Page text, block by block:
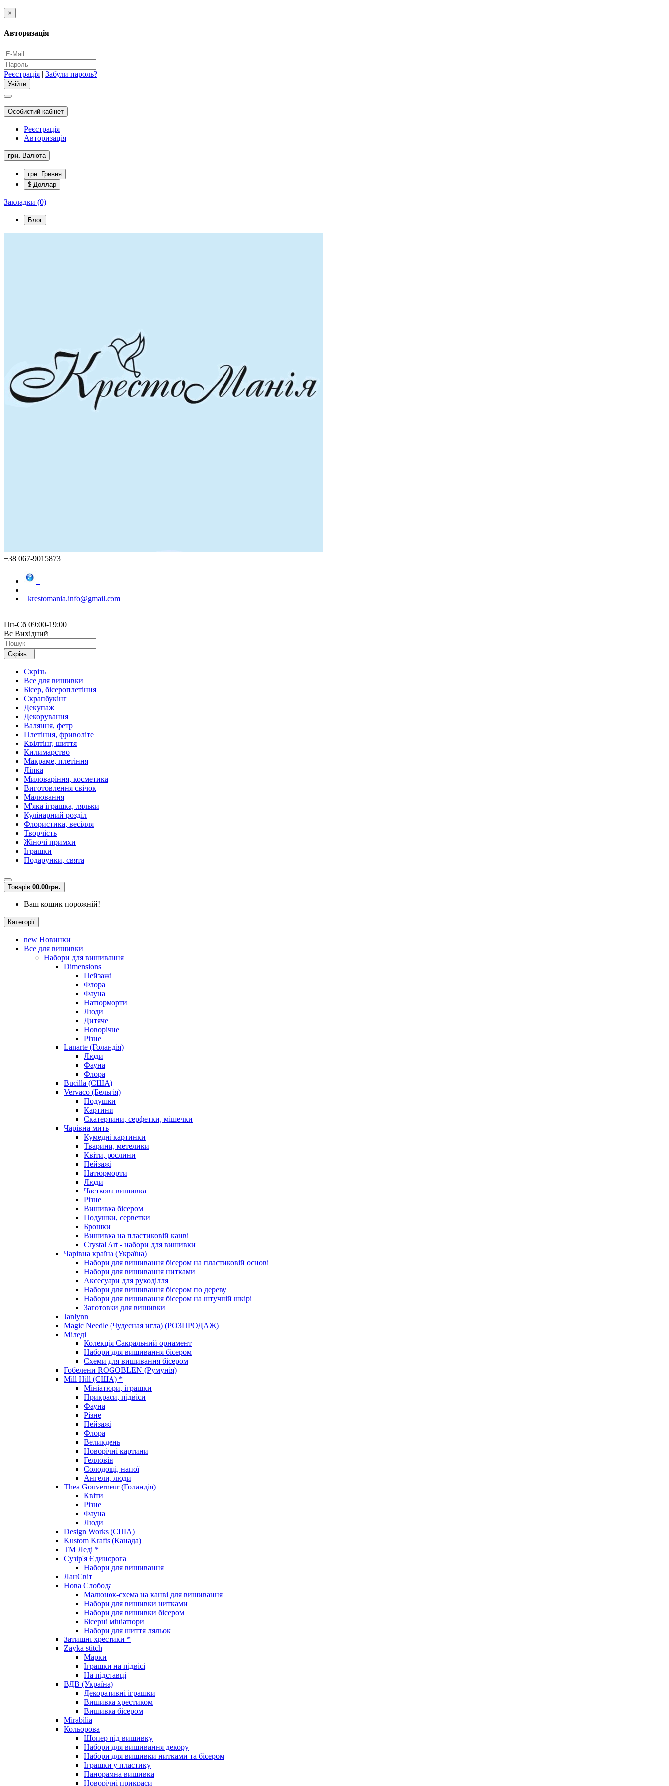
×
Авторизація
Реєстрація | Забули пароль?
Особистий кабінет
Реєстрація
Авторизація
грн. Валюта
грн. Гривня
$ Доллар
Закладки (0)
Блог
+38 067-9015873
krestomania.info@gmail.com
Пн-Сб 09:00-19:00
Вс Вихідний
Скрізь
Скрізь
Все для вишивки
Бісер, бісероплетіння
Скрапбукінг
Декупаж
Декорування
Валяння, фетр
Плетіння, фриволіте
Квілтінг, шиття
Килимарство
Макраме, плетіння
Ліпка
Миловаріння, косметика
Виготовлення свічок
Малювання
М'яка іграшка, ляльки
Кулінарний розділ
Флористика, весілля
Творчість
Жіночі примхи
Іграшки
Подарунки, свята
Товарів 00.00грн.
Ваш кошик порожній!
Категорії
new Новинки
Все для вишивки
Набори для вишивання
Dimensions
Пейзажі
Флора
Фауна
Натюрморти
Люди
Дитяче
Новорічне
Різне
Lanarte (Голандія)
Люди
Фауна
Флора
Bucilla (США)
Vervaco (Бельгія)
Подушки
Картини
Скатертини, серфетки, мішечки
Чарiвна мить
Кумедні картинки
Тварини, метелики
Квіти, рослини
Пейзажі
Натюрморти
Люди
Часткова вишивка
Різне
Вишивка бісером
Подушки, серветки
Брошки
Вишивка на пластиковій канві
Crystal Art - набори для вишивки
Чарівна країна (Україна)
Набори для вишивання бісером на пластиковій основі
Набори для вишивання нитками
Аксесуари для рукоділля
Набори для вишивання бісером по дереву
Набори для вишивання бісером на штучній шкірі
Заготовки для вишивки
Janlynn
Magic Needle (Чудесная игла) (РОЗПРОДАЖ)
Міледі
Колекція Сакральний орнамент
Набори для вишивання бісером
Схеми для вишивання бісером
Гобелени ROGOBLEN (Румунія)
Mill Hill (США) *
Мініатюри, іграшки
Прикраси, підвіси
Фауна
Різне
Пейзажі
Флора
Великдень
Новорічні картини
Гелловін
Солодощі, напої
Ангели, люди
Thea Gouverneur (Голандія)
Квіти
Різне
Фауна
Люди
Design Works (США)
Kustom Krafts (Канада)
ТМ Леді *
Сузір'я Єдинорога
Набори для вишивання
ЛанСвіт
Нова Слобода
Малюнок-схема на канві для вишивання
Набори для вишивки нитками
Набори для вишивки бісером
Бісерні мініатюри
Набори для шиття ляльок
Затишні хрестики *
Zayka stitch
Марки
Іграшки на підвісі
На підставці
ВДВ (Україна)
Декоративні іграшки
Вишивка хрестиком
Вишивка бісером
Mirabilia
Кольорова
Шопер під вишивку
Набори для вишивання декору
Набори для вишивки нитками та бісером
Іграшки у пластику
Панорамна вишивка
Новорічні прикраси